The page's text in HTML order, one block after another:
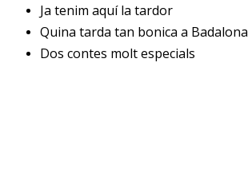
Ja tenim aquí la tardor
Quina tarda tan bonica a Badalona
Dos contes molt especials